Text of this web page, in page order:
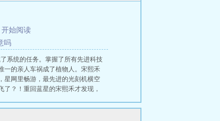
开始阅读
吗
系统的任务。掌握了所有先进科技
一的亲人车祸成了植物人。宋熙禾
星网里畅游，最先进的光刻机横空
？！重回蓝星的宋熙禾才发现，
。跑不掉就不跑了，躺平认栽吧。